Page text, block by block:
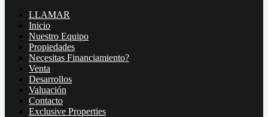
LLAMAR
Inicio
Nuestro Equipo
Propiedades
Necesitas Financiamiento?
Venta
Desarrollos
Valuación
Contacto
Exclusive Properties